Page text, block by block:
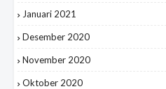
Januari 2021
Desember 2020
November 2020
Oktober 2020